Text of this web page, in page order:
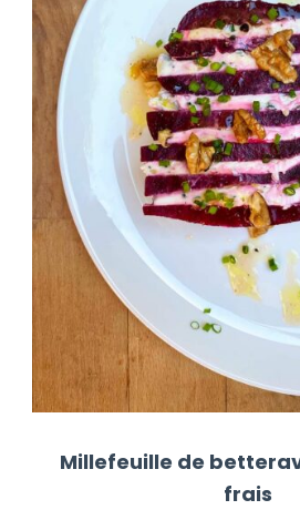
Millefeuille de
frais